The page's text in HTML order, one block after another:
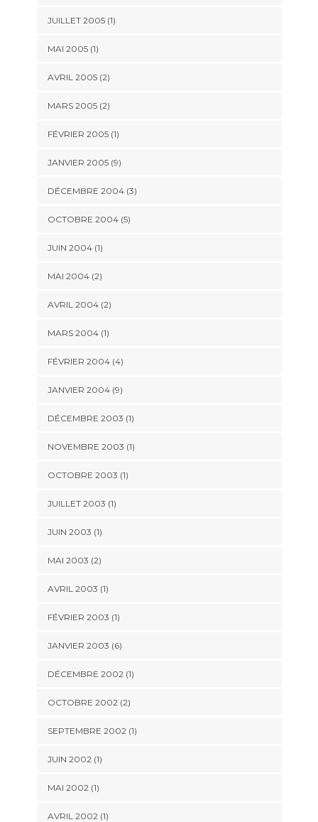
JUILLET 2005 (1)
MAI 2005 (1)
AVRIL 2005 (2)
MARS 2005 (2)
FÉVRIER 2005 (1)
JANVIER 2005 (9)
DÉCEMBRE 2004 (3)
OCTOBRE 2004 (5)
JUIN 2004 (1)
MAI 2004 (2)
AVRIL 2004 (2)
MARS 2004 (1)
FÉVRIER 2004 (4)
JANVIER 2004 (9)
DÉCEMBRE 2003 (1)
NOVEMBRE 2003 (1)
OCTOBRE 2003 (1)
JUILLET 2003 (1)
JUIN 2003 (1)
MAI 2003 (2)
AVRIL 2003 (1)
FÉVRIER 2003 (1)
JANVIER 2003 (6)
DÉCEMBRE 2002 (1)
OCTOBRE 2002 (2)
SEPTEMBRE 2002 (1)
JUIN 2002 (1)
MAI 2002 (1)
AVRIL 2002 (1)